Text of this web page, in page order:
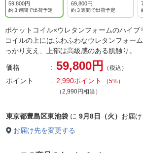
59,800円
約３週間で出荷予定
69,800円
約３週間で出荷予定
ポケットコイル×ウレタンフォームのハイブ
コイルの上にはふわふわなウレタンフォー
っかり支え、上部は高級感のある肌触り。
価格 59,800円 （税込）
ポイント 2,990ポイント （5%）
（2,990円相当）
東京都豊島区東池袋 に 9月8日（火） お届け
お届け先を変更する